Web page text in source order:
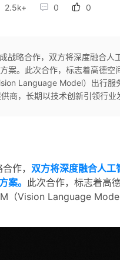
2.5k+ 0 0
战略合作，双方将深度融合人
案。此次合作，标志着高德空
Language Model）出行服
商，长期以技术创新引领行业
作， 双方将深度融合人
案。 此次合作，标志着高
（Vision Language